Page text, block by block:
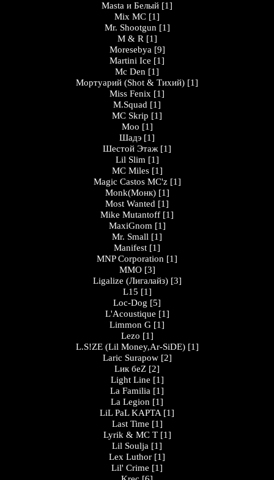
Masta и Белый [1]
Mix MC [1]
Mr. Shootgun [1]
M & R [1]
Moresebya [9]
Martini Ice [1]
Mc Den [1]
Мортуарий (Shot & Тихий) [1]
Miss Fenix [1]
M.Squad [1]
MC Skrip [1]
Moo [1]
Шадэ [1]
Шестой Этаж [1]
Lil Slim [1]
MC Miles [1]
Magic Castos MC'z [1]
Monk(Монк) [1]
Most Wanted [1]
Mike Mutantoff [1]
MaxiGnom [1]
Mr. Small [1]
Manifest [1]
MNP Corporation [1]
MMO [3]
Ligalize (Лигалайз) [3]
L15 [1]
Loc-Dog [5]
L'Acoustique [1]
Limmon G [1]
Lezo [1]
L.S!ZE (Lil Money,Ar-SiDE) [1]
Laric Surapow [2]
Lик беZ [2]
Light Line [1]
La Familia [1]
La Legion [1]
LiL PaL KAPTA [1]
Last Time [1]
Lyrik & MC T [1]
Lil Soulja [1]
Lex Luthor [1]
Lil' Crime [1]